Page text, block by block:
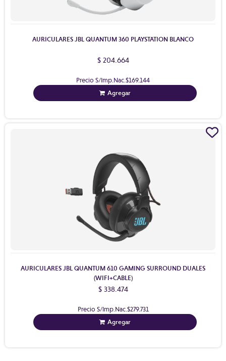
AURICULARES JBL QUANTUM 360 PLAYSTATION BLANCO
$ 204.664
Precio S/Imp.Nac.$169.144
Agregar
AURICULARES JBL QUANTUM 610 GAMING SURROUND DUALES
(WIFI+CABLE)
$ 338.474
Precio S/Imp.Nac.$279.731
Agregar